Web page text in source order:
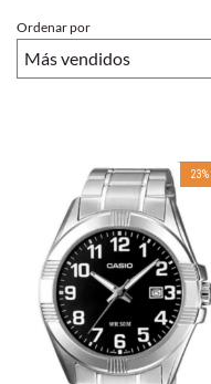
Ordenar por
23%